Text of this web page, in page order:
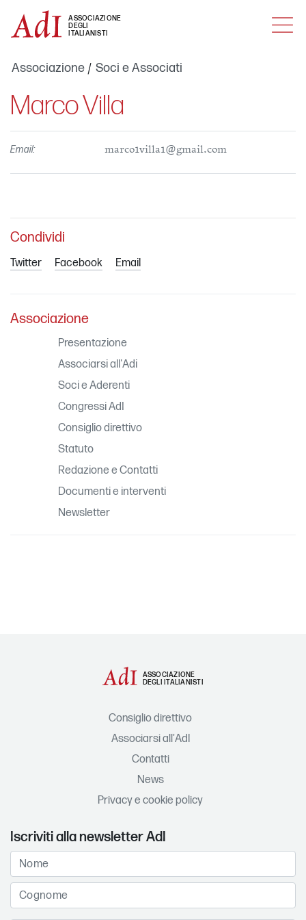
ASSOCIAZIONE
DEGLI
ITALIANISTI
MENU
Associazione Soci e Associati
Marco Villa
Email: marco1villa1@gmail.com
Condividi
Twitter Facebook Email
Associazione
Presentazione
Associarsi all'Adi
Soci e Aderenti
Congressi AdI
Consiglio direttivo
Statuto
Redazione e Contatti
Documenti e interventi
Newsletter
ASSOCIAZIONE
DEGLI ITALIANISTI
Consiglio direttivo
Associarsi all'AdI
Contatti
News
Privacy e cookie policy
Iscriviti alla newsletter AdI